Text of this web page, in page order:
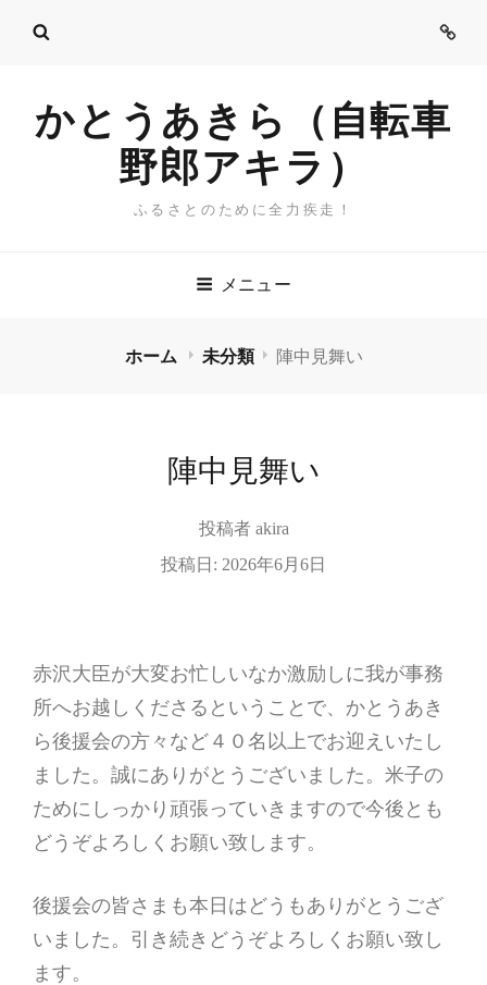
ご
かとうあきら（自転車
野郎アキラ）
ふるさとのために全力疾走！
メニュー
ホーム 未分類 陣中見舞い
陣中見舞い
投稿者 akira
投稿日: 2026年6月6日
赤沢大臣が大変お忙しいなか激励しに我が事務
所へお越しくださるということで、かとうあき
ら後援会の方々など４０名以上でお迎えいたし
ました。誠にありがとうございました。米子の
ためにしっかり頑張っていきますので今後とも
どうぞよろしくお願い致します。
後援会の皆さまも本日はどうもありがとうござ
いました。引き続きどうぞよろしくお願い致し
ます。